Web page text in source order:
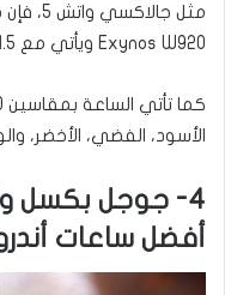
Exynos W920 ويأتي مع 1.5 غيغابايت من ذاكرة الوصول العشوائي.
الأسود، الفضي، الأخضر، والوردي،
4- جوجل بكسل
أفضل ساعات